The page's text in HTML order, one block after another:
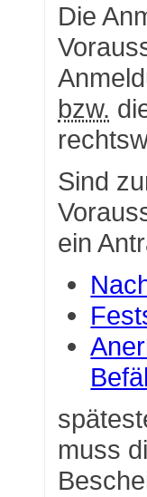
Die
bzw.
Sind
ein
muss